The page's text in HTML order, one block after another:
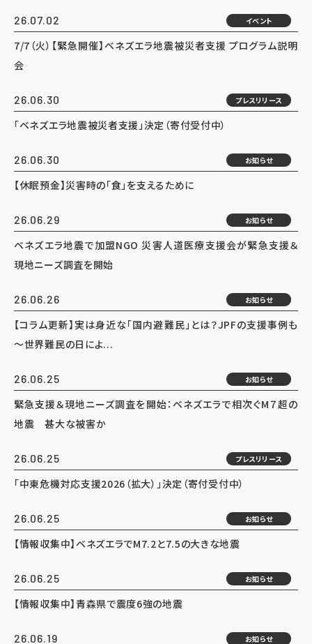
26.07.02 イベント
7/7（火）【緊急開催】ベネズエラ地震被災者支援 プログラム説明
会
26.06.30 プレスリリース
「ベネズエラ地震被災者支援」決定（寄付受付中）
26.06.30 お知らせ
【休眠預金】災害時の「食」を支えるために
26.06.29 お知らせ
ベネズエラ地震で加盟NGO 災害人道医療支援会が緊急支援＆
現地ニーズ調査を開始
26.06.26 お知らせ
【コラム更新】実は身近な「国内避難民」とは？JPFの支援事例も
～世界難民の日によ...
26.06.25 お知らせ
緊急支援＆現地ニーズ調査を開始：ベネズエラで相次ぐM７超の
地震 甚大な被害か
26.06.25 プレスリリース
「中東危機対応支援2026（拡大）」決定（寄付受付中）
26.06.25 お知らせ
【情報収集中】ベネズエラでM7.2と7.5の大きな地震
26.06.25 お知らせ
【情報収集中】青森県で震度6強の地震
26.06.19 お知らせ